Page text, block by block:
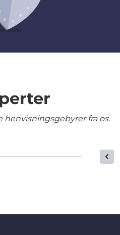
henvisningsgebyrer fra os.